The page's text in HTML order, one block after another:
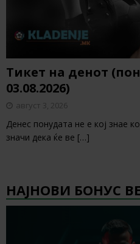
Тикет на денот
03.08.2026)
август 3, 2026
Денес понудата не е кој знае
значи дека ќе ве […]
НАЈНОВИ БОНУС